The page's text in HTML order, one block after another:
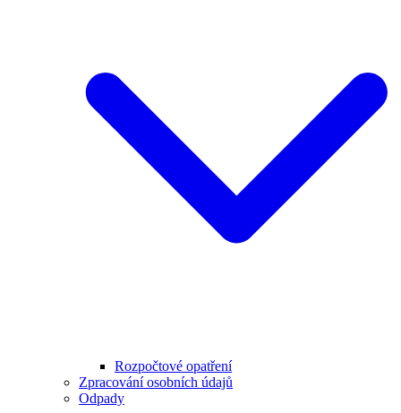
Rozpočtové opatření
Zpracování osobních údajů
Odpady